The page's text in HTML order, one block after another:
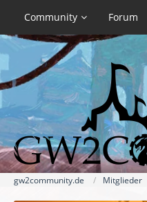
Community Forum
gw2community.de Mitglieder